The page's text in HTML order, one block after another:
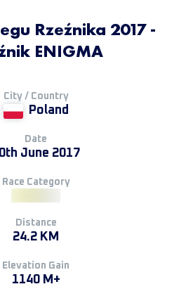
Rzeźnika 2017 -
ENIGMA
City / Country
Poland
Date
June 2017
Race Category
Distance
24.2 KM
Elevation Gain
1140 M+